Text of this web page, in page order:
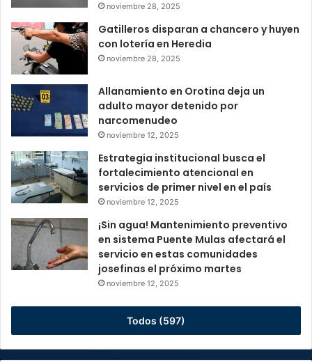
noviembre 28, 2025
Gatilleros disparan a chancero y huyen
con lotería en Heredia
noviembre 28, 2025
Allanamiento en Orotina deja un
adulto mayor detenido por
narcomenudeo
noviembre 12, 2025
Estrategia institucional busca el
fortalecimiento atencional en
servicios de primer nivel en el país
noviembre 12, 2025
¡Sin agua! Mantenimiento preventivo
en sistema Puente Mulas afectará el
servicio en estas comunidades
josefinas el próximo martes
noviembre 12, 2025
Todos (597)